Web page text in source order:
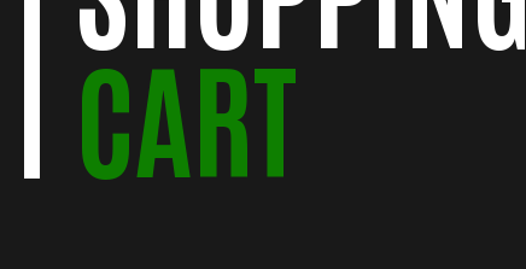
CART